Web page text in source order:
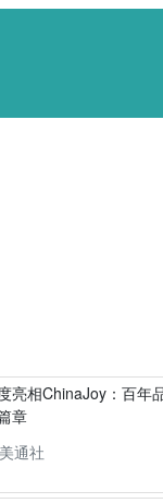
亮相ChinaJoy：百年
章
美通社